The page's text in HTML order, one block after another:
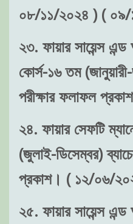
০৮/১১/২০২৪ ) (
২৩. ফায়ার সায়েন্স
কোর্স-১৬ তম
পরীক্ষার ফলাফল
২৪. ফায়ার সেফটি
(জুলাই-ডিসেম্বর)
প্রকাশ। ( ১২/০৬/
২৫. ফায়ার সায়েন্স